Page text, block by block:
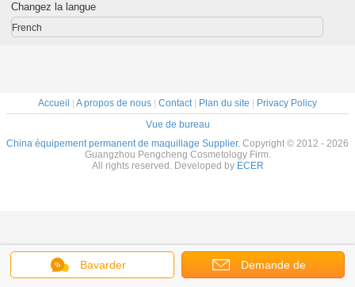
Bavarder Demande de
Changez la langue
French
Accueil A propos de nous Contact| Plan du site
Privacy Policy
Vue de bureau
China équipement permanent de maquillage Supplier. Copyright © 2012 - 2026
Guangzhou Pengcheng Cosmetology Firm.
All rights reserved. Developed by ECER